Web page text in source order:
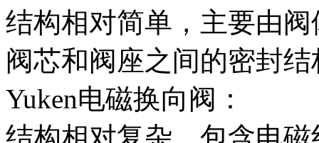
结构相对简单，主要由
阀芯和阀座之间的密封
Yuken电磁换向阀：
结构相对复杂，包含电